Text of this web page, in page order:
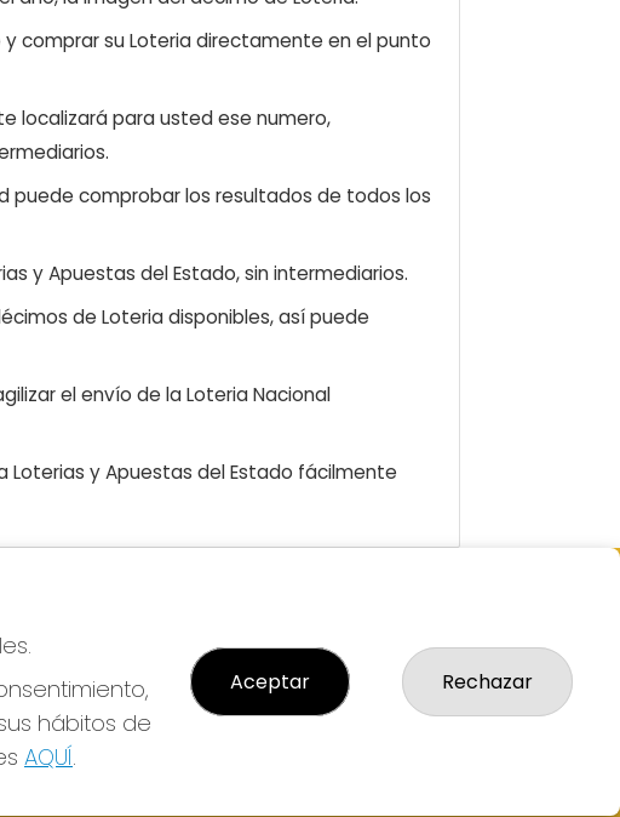
comprar su Loteria directamente en el punto
localizará para usted ese numero,
puede comprobar los resultados de todos los
y Apuestas del Estado, sin intermediarios.
de Loteria disponibles, así puede
el envío de la Loteria Nacional
y Apuestas del Estado fácilmente
Política de Privacidad
Política de Cookies
Condiciones de Compra
Tienda de Lotería Nacional
hábitos de
AQUÍ.
Aceptar Rechazar